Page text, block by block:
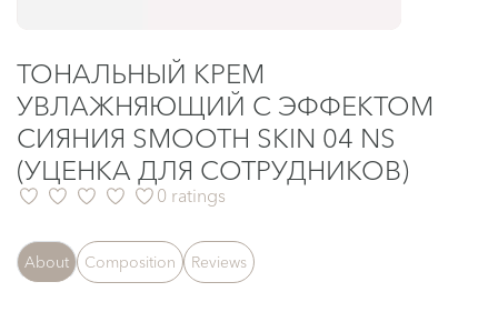
ТОНАЛЬНЫЙ КРЕМ
УВЛАЖНЯЮЩИЙ С ЭФФЕКТОМ
СИЯНИЯ SMOOTH SKIN 04 NS
(УЦЕНКА ДЛЯ СОТРУДНИКОВ)
0 ratings
About Composition Reviews